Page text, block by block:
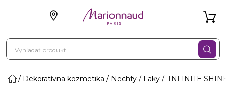
Dekoratívna kozmetika Nechty Laky INFINITE